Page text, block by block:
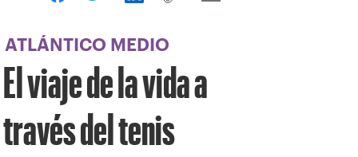
ATLÁNTICO MEDIO
El viaje de la vida a
través del tenis